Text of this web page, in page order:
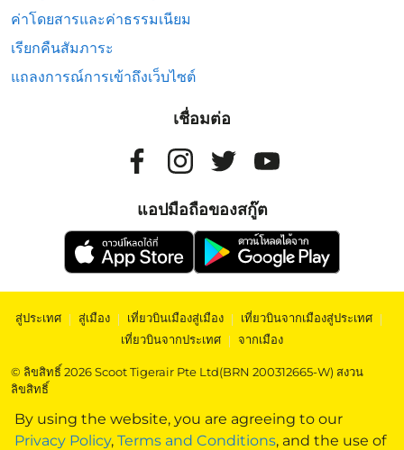
By using the website, you are agreeing to our
Privacy Policy, Terms and Conditions, and the use of
ค่าโดยสารและค่าธรรมเนียม
เรียกคืนสัมภาระ
แถลงการณ์การเข้าถึงเว็บไซต์
เชื่อมต่อ
แอปมือถือของสกู๊ต
สู่ประเทศ | สู่เมือง | เที่ยวบินเมืองสู่เมือง | เที่ยวบินจากเมืองสู่ประเทศ |
เที่ยวบินจากประเทศ | จากเมือง
© ลิขสิทธิ์ 2026 Scoot Tigerair Pte Ltd(BRN 200312665-W) สงวน
ลิขสิทธิ์